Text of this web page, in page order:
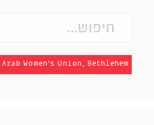
Arab Women's Union, Bethlehem